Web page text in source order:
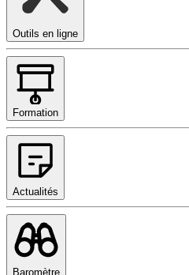
Outils en ligne
Formation
Actualités
Baromètre